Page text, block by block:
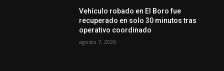
Vehículo robado en El Boro fue
recuperado en solo 30 minutos tras
operativo coordinado
agosto 7, 2026